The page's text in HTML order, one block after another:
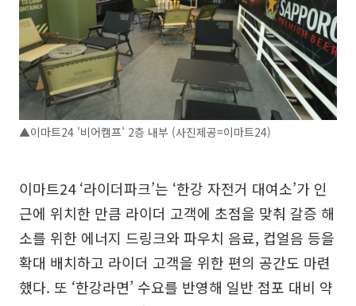
▲이마트24 '비어캠프' 2층 내부 (사진제공=이마트24)
이마트24 ‘라이더파크’는 ‘한강 자전거 대여소’가 인
근에 위치한 만큼 라이더 고객에 초점을 맞춰 갈증 해
소를 위한 에너지 드링크와 파우치 음료, 컵얼음 등을
확대 배치하고 라이더 고객을 위한 편의 공간도 마련
했다. 또 ‘한강라면’ 수요를 반영해 일반 점포 대비 약